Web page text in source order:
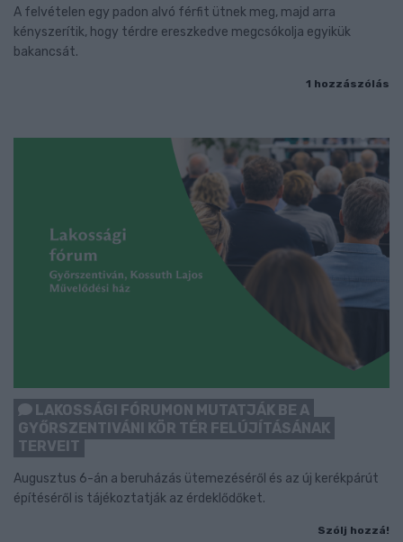
A felvételen egy padon alvó férfit ütnek meg, majd arra
kényszerítik, hogy térdre ereszkedve megcsókolja egyikük
bakancsát.
1 hozzászólás
LAKOSSÁGI FÓRUMON MUTATJÁK BE A
GYŐRSZENTIVÁNI KÖR TÉR FELÚJÍTÁSÁNAK
TERVEIT
Augusztus 6-án a beruházás ütemezéséről és az új kerékpárút
építéséről is tájékoztatják az érdeklődőket.
Szólj hozzá!